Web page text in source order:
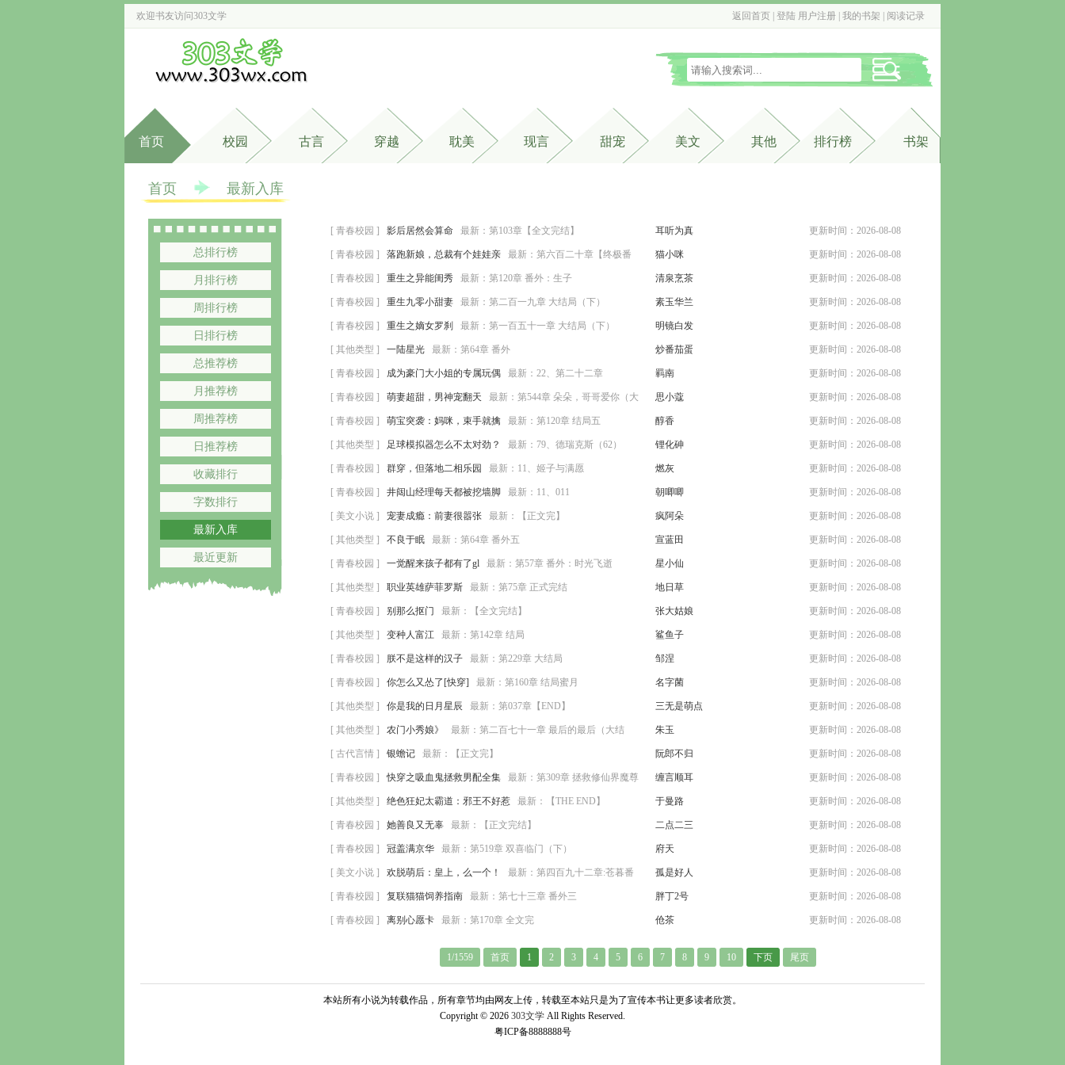
欢迎书友访问303文学 返回首页 登陆 用户注册 我的书架 阅读记录
首页 校园 古言 穿越 耽美 现言 甜宠 美文 其他 排行榜 书架
首页 最新入库
总排行榜
月排行榜
周排行榜
日排行榜
总推荐榜
月推荐榜
周推荐榜
日推荐榜
收藏排行
字数排行
最新入库
最近更新
[ 青春校园 ] 影后居然会算命 最新： 第103章【全文完结】 耳听为真 更新时间：2026-08-08
[ 青春校园 ] 落跑新娘，总裁有个娃娃亲 最新： 第六百二十章【终极番
外完】
猫小咪 更新时间：2026-08-08
[ 青春校园 ] 重生之异能闺秀 最新： 第120章 番外：生子 清泉烹茶 更新时间：2026-08-08
[ 青春校园 ] 重生九零小甜妻 最新： 第二百一九章 大结局（下） 素玉华兰 更新时间：2026-08-08
[ 青春校园 ] 重生之嫡女罗刹 最新： 第一百五十一章 大结局（下） 明镜白发 更新时间：2026-08-08
[ 其他类型 ] 一陆星光 最新： 第64章 番外 炒番茄蛋 更新时间：2026-08-08
[ 青春校园 ] 成为豪门大小姐的专属玩偶 最新： 22、第二十二章 羁南 更新时间：2026-08-08
[ 青春校园 ] 萌妻超甜，男神宠翻天 最新： 第544章 朵朵，哥哥爱你（大
结局）
思小蔻 更新时间：2026-08-08
[ 青春校园 ] 萌宝突袭：妈咪，束手就擒 最新： 第120章 结局五 醇香 更新时间：2026-08-08
[ 其他类型 ] 足球模拟器怎么不太对劲？ 最新： 79、德瑞克斯（62） 锂化砷 更新时间：2026-08-08
[ 青春校园 ] 群穿，但落地二相乐园 最新： 11、姬子与满愿 燃灰 更新时间：2026-08-08
[ 青春校园 ] 井闼山经理每天都被挖墙脚 最新： 11、011 朝唧唧 更新时间：2026-08-08
[ 美文小说 ] 宠妻成瘾：前妻很嚣张 最新： 【正文完】 疯阿朵 更新时间：2026-08-08
[ 其他类型 ] 不良于眠 最新： 第64章 番外五 宣蓝田 更新时间：2026-08-08
[ 青春校园 ] 一觉醒来孩子都有了gl 最新： 第57章 番外：时光飞逝 星小仙 更新时间：2026-08-08
[ 其他类型 ] 职业英雄萨菲罗斯 最新： 第75章 正式完结 地日草 更新时间：2026-08-08
[ 青春校园 ] 别那么抠门 最新： 【全文完结】 张大姑娘 更新时间：2026-08-08
[ 其他类型 ] 变种人富江 最新： 第142章 结局 鲨鱼子 更新时间：2026-08-08
[ 青春校园 ] 朕不是这样的汉子 最新： 第229章 大结局 邹涅 更新时间：2026-08-08
[ 青春校园 ] 你怎么又怂了[快穿] 最新： 第160章 结局蜜月 名字菌 更新时间：2026-08-08
[ 其他类型 ] 你是我的日月星辰 最新： 第037章【END】 三无是萌点 更新时间：2026-08-08
[ 其他类型 ] 农门小秀娘》 最新： 第二百七十一章 最后的最后（大结
局）
朱玉 更新时间：2026-08-08
[ 古代言情 ] 银蟾记 最新： 【正文完】 阮郎不归 更新时间：2026-08-08
[ 青春校园 ] 快穿之吸血鬼拯救男配全集 最新： 第309章 拯救修仙界魔尊
（完）
缠言顺耳 更新时间：2026-08-08
[ 其他类型 ] 绝色狂妃太霸道：邪王不好惹 最新： 【THE END】 于曼路 更新时间：2026-08-08
[ 青春校园 ] 她善良又无辜 最新： 【正文完结】 二点二三 更新时间：2026-08-08
[ 青春校园 ] 冠盖满京华 最新： 第519章 双喜临门（下） 府天 更新时间：2026-08-08
[ 美文小说 ] 欢脱萌后：皇上，么一个！ 最新： 第四百九十二章:苍暮番
外（二）
孤是好人 更新时间：2026-08-08
[ 青春校园 ] 复联猫猫饲养指南 最新： 第七十三章 番外三 胖丁2号 更新时间：2026-08-08
[ 青春校园 ] 离别心愿卡 最新： 第170章 全文完 伧茶 更新时间：2026-08-08
1/1559 首页 1 2 3 4 5 6 7 8 9 10 下页 尾页
本站所有小说为转载作品，所有章节均由网友上传，转载至本站只是为了宣传本书让更多读者欣赏。
Copyright © 2026 303文学 All Rights Reserved.
粤ICP备8888888号